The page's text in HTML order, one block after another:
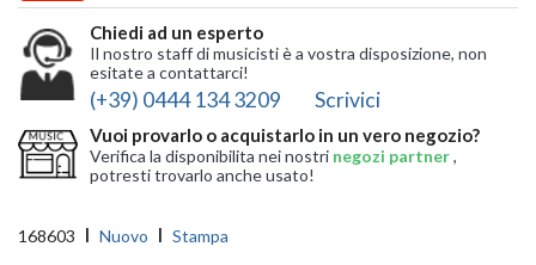
Chiedi ad un esperto
Il nostro staff di musicisti è a vostra disposizione, non
esitate a contattarci!
(+39) 0444 134 3209 Scrivici
Vuoi provarlo o acquistarlo in un vero negozio?
Verifica la disponibilita nei nostri negozi partner,
potresti trovarlo anche usato!
168603 Nuovo Stampa